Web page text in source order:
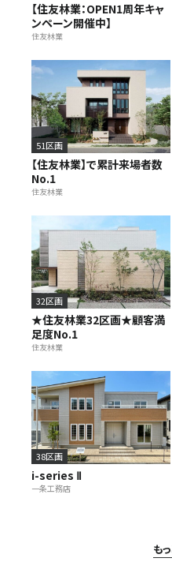
【住友林業：OPEN1周年キャ
ンペーン開催中】
住友林業
51区画
【住友林業】で累計来場者数
No.1
住友林業
32区画
★住友林業32区画★顧客満
足度No.1
住友林業
38区画
i-series Ⅱ
一条工務店
も
31社 55
モデルハウス一覧へ